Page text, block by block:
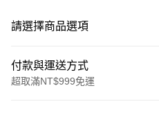
請選擇商品選項
付款與運送方式
超取滿NT$999免運